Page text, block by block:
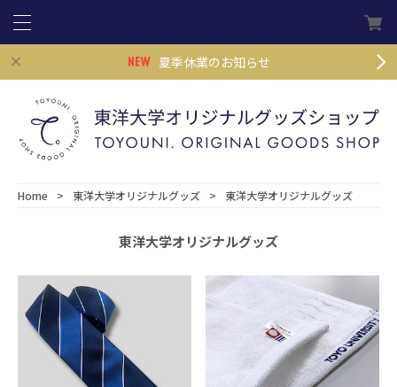
夏季休業のお知らせ
Home 東洋大学オリジナルグッズ 東洋大学オリジナルグッズ
東洋大学オリジナルグッズ